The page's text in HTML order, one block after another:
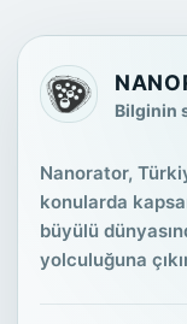
Bilginin
Nanorator,
konularda
büyülü
yolculuğuna